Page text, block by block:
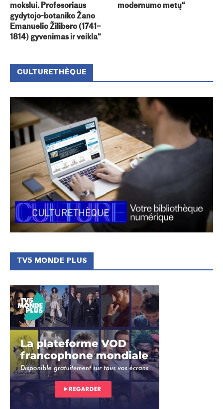
mokslui. Profesoriaus
gydytojo-botaniko Žano
Emanuelio Žilibero (1741–
1814) gyvenimas ir veikla“
modernumo metų“
CULTURETHÈQUE
TV5 MONDE PLUS